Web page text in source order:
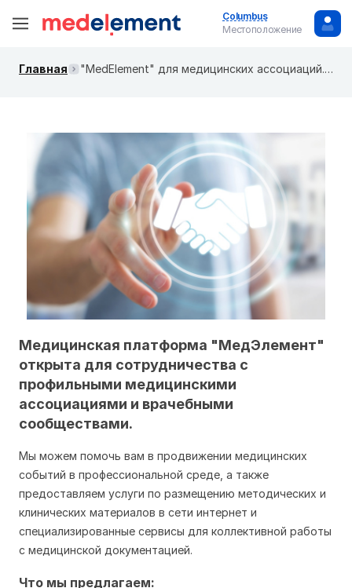
Columbus
Местоположение
Главная "MedElement" для медицинских ассоциаций. Открытая информационная площадка
Медицинская платформа "МедЭлемент"
открыта для сотрудничества с
профильными медицинскими
ассоциациями и врачебными
сообществами.
Мы можем помочь вам в продвижении медицинских
событий в профессиональной среде, а также
предоставляем услуги по размещению методических и
клинических материалов в сети интернет и
специализированные сервисы для коллективной работы
с медицинской документацией.
Что мы предлагаем: